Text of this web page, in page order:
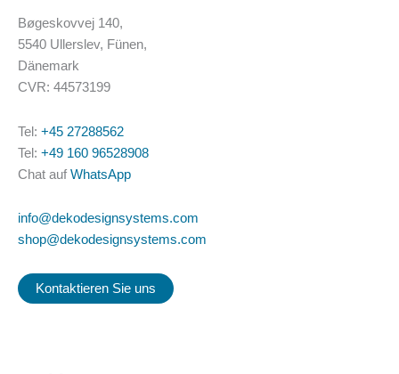
Bøgeskovvej 140,
5540 Ullerslev, Fünen,
Dänemark
CVR: 44573199
Tel: +45 27288562
Tel: +49 160 96528908
Chat auf WhatsApp
info@dekodesignsystems.com
shop@dekodesignsystems.com
Kontaktieren Sie uns